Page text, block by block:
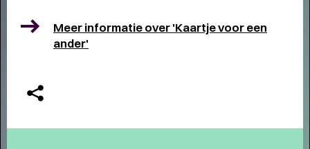
THEATERMAKER STEEF DE JONG
Meer informatie over 'Kaartje voor een
ander'